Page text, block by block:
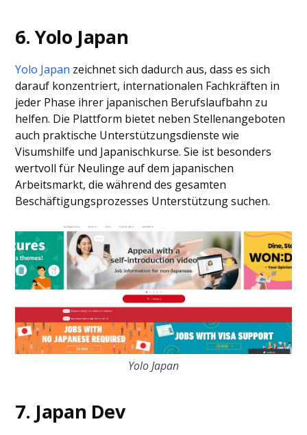
6. Yolo Japan
Yolo Japan zeichnet sich dadurch aus, dass es sich
darauf konzentriert, internationalen Fachkräften in
jeder Phase ihrer japanischen Berufslaufbahn zu
helfen. Die Plattform bietet neben Stellenangeboten
auch praktische Unterstützungsdienste wie
Visumshilfe und Japanischkurse. Sie ist besonders
wertvoll für Neulinge auf dem japanischen
Arbeitsmarkt, die während des gesamten
Beschäftigungsprozesses Unterstützung suchen.
Yolo Japan
7. Japan Dev